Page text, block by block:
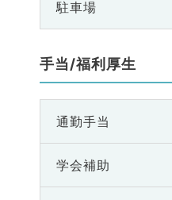
駐車場
手当/福利厚生
通勤手当
学会補助